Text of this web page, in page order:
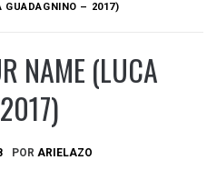
GUADAGNINO – 2017)
NAME (LUCA
POR ARIELAZO